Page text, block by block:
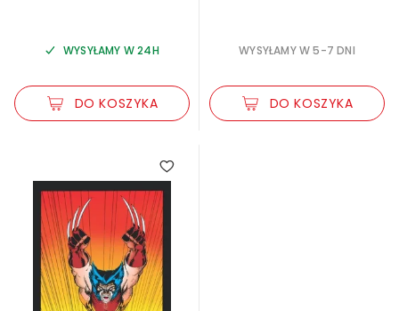
WYSYŁAMY W 24H
DO KOSZYKA
WYSYŁAMY W 5-7 DNI
DO KOSZYKA